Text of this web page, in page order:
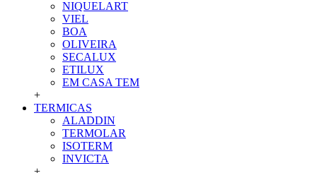
NIQUELART
VIEL
BOA
OLIVEIRA
SECALUX
ETILUX
EM CASA TEM
+
TERMICAS
ALADDIN
TERMOLAR
ISOTERM
INVICTA